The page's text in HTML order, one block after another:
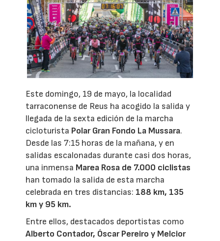
Este domingo, 19 de mayo, la localidad
tarraconense de Reus ha acogido la salida y
llegada de la sexta edición de la marcha
cicloturista Polar Gran Fondo La Mussara.
Desde las 7:15 horas de la mañana, y en
salidas escalonadas durante casi dos horas,
una inmensa Marea Rosa de 7.000 ciclistas
han tomado la salida de esta marcha
celebrada en tres distancias: 188 km, 135
km y 95 km.
Entre ellos, destacados deportistas como
Alberto Contador, Óscar Pereiro y Melcior